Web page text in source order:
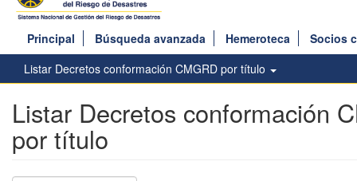
Principal Búsqueda avanzada Hemeroteca
Socios
Listar Decretos conformación CMGRD por título
Listar Decretos conformación
por título